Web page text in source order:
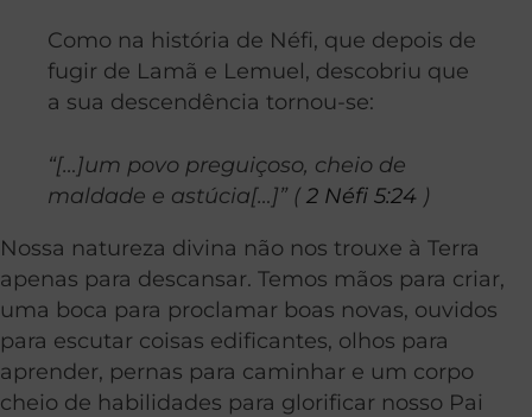
Como na história de Néfi, que depois de
fugir de Lamã e Lemuel, descobriu que
a sua descendência tornou-se:
“[…]um povo preguiçoso, cheio de
maldade e astúcia[…]” ( 2 Néfi 5:24 )
Nossa natureza divina não nos trouxe à Terra
apenas para descansar. Temos mãos para criar,
uma boca para proclamar boas novas, ouvidos
para escutar coisas edificantes, olhos para
aprender, pernas para caminhar e um corpo
cheio de habilidades para glorificar nosso Pai